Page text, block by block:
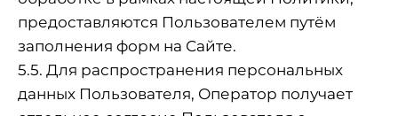
предоставляются Пользователем путём
заполнения форм на Сайте.
5.5. Для распространения персональных
данных Пользователя, Оператор получает